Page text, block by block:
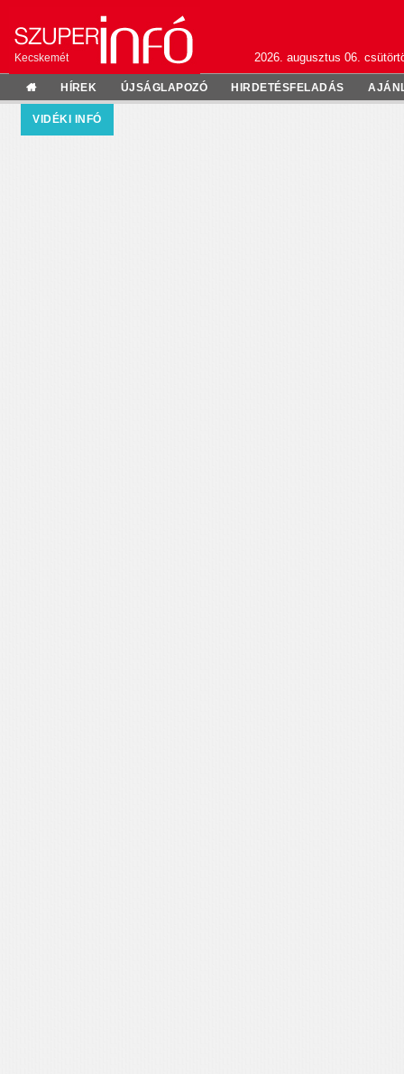
Kecskemét 2026. augusztus 06.
HÍREK ÚJSÁGLAPOZÓ HIRDETÉSFELADÁS
VIDÉKI INFÓ